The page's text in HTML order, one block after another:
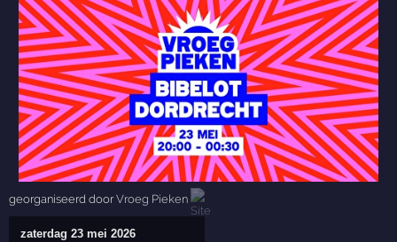
georganiseerd doorVroeg Pieken
zaterdag 23 mei 2026